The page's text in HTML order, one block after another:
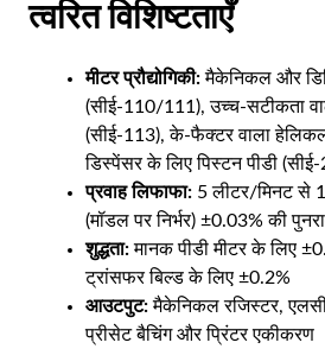
त्वरित विशिष्टताएँ
मीटर प्रौद्योगिकी:मैकेनिकल और
(सीई-110/111), उच्च-सटीकता
(सीई-113), के-फैक्टर वाला
डिस्पेंसर के लिए पिस्टन पीडी
प्रवाह लिफाफा: 5 लीटर/मिनट से
(मॉडल पर निर्भर) ±0.03% की
शुद्धता:मानक पीडी मीटर के लिए
ट्रांसफर बिल्ड के लिए ±0.2%
आउटपुट:मैकेनिकल रजिस्टर,
प्रीसेट बैचिंग और प्रिंटर एकीकरण